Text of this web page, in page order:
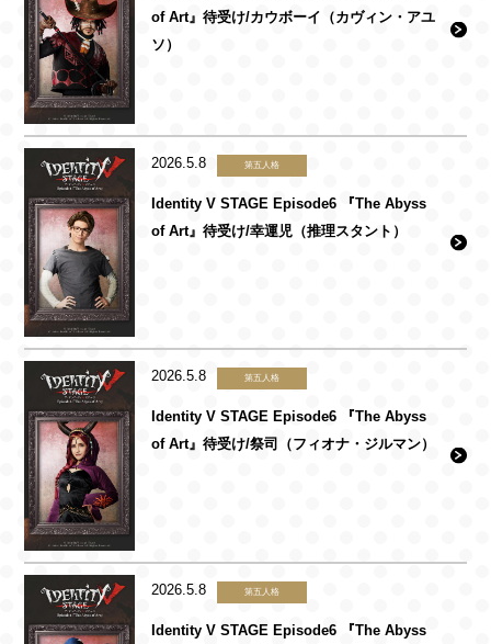
of Art』待受け/カウボーイ（カヴィン・アユ
ソ）
2026.5.8 第五人格
Identity V STAGE Episode6 『The Abyss
of Art』待受け/幸運児（推理スタント）
2026.5.8 第五人格
Identity V STAGE Episode6 『The Abyss
of Art』待受け/祭司（フィオナ・ジルマン）
2026.5.8 第五人格
Identity V STAGE Episode6 『The Abyss